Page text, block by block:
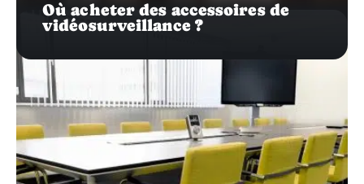
Où acheter des accessoires de
vidéosurveillance ?